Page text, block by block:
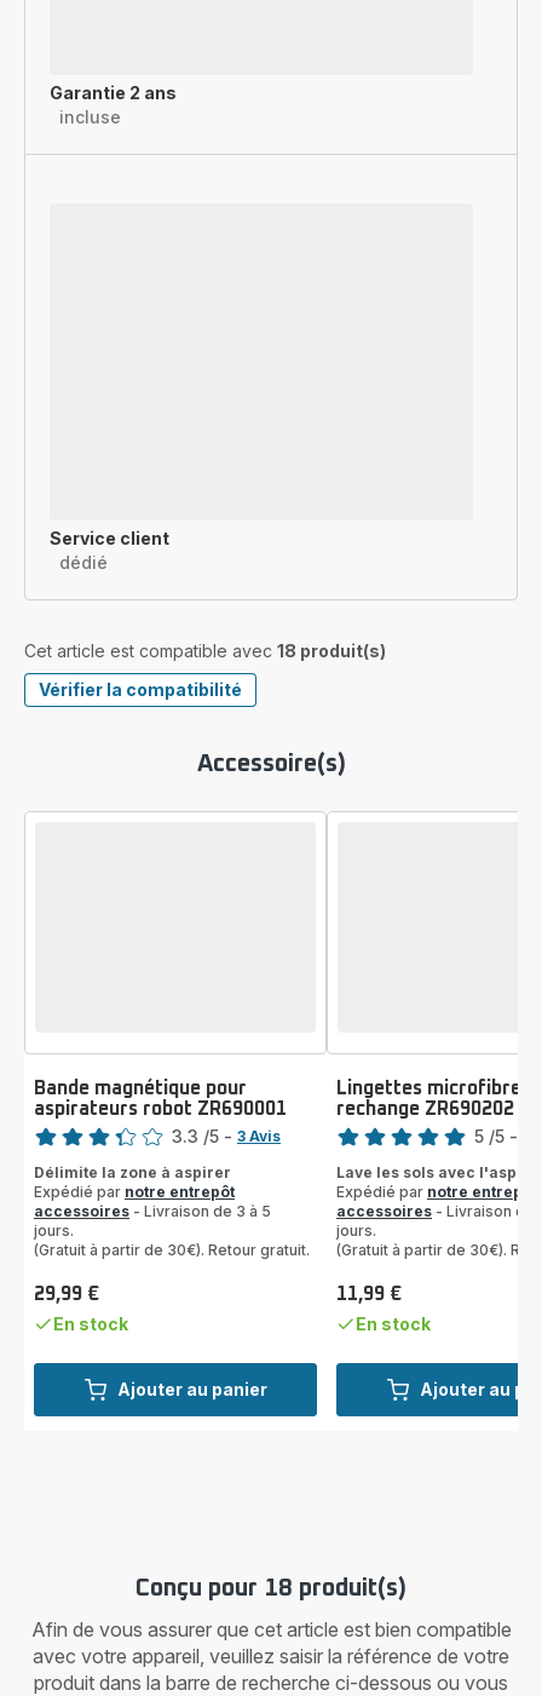
Garantie 2 ans
incluse
Service client
dédié
Cet article est compatible avec 18 produit(s)
Vérifier la compatibilité
Accessoire(s)
Ajouter au panier
Bande magnétique pour
aspirateurs robot ZR690001
Note
3.3 /5 - 3 Avis
Délimite la zone à aspirer
Expédié par notre entrepôt
accessoires - Livraison de 3 à 5
jours.
(Gratuit à partir de 30€). Retour gratuit.
Prix
29,99 €
En stock
Ajouter au
Lingettes microfibres
rechange ZR690202
Note
5
étoiles
(moyenne)
5 /5 -
Lave les sols avec
Expédié par notre entrepôt
accessoires - Livraison de
jours.
(Gratuit à partir de 30€).
Prix
11,99 €
En stock
Conçu pour 18 produit(s)
Afin de vous assurer que cet article est bien compatible
avec votre appareil, veuillez saisir la référence de votre
produit dans la barre de recherche ci-dessous ou vous